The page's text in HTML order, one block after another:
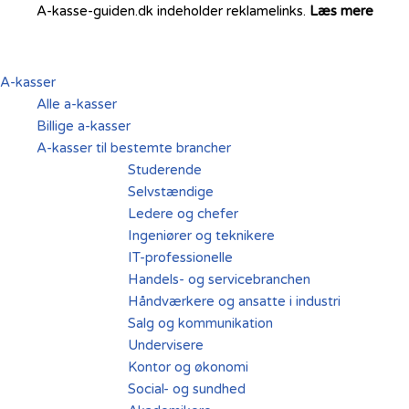
A-kasse-guiden.dk indeholder reklamelinks. Læs mere
A-kasser
Alle a-kasser
Billige a-kasser
A-kasser til bestemte brancher
Studerende
Selvstændige
Ledere og chefer
Ingeniører og teknikere
IT-professionelle
Handels- og servicebranchen
Håndværkere og ansatte i industri
Salg og kommunikation
Undervisere
Kontor og økonomi
Social- og sundhed